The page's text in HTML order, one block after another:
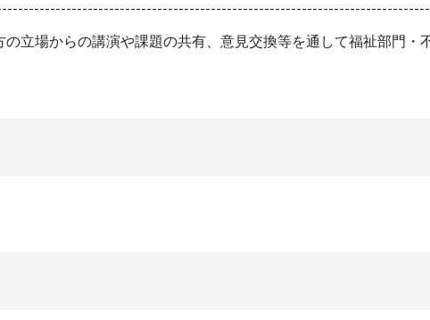
立場からの講演や課題の共有、意見交換等を通して福祉部門・